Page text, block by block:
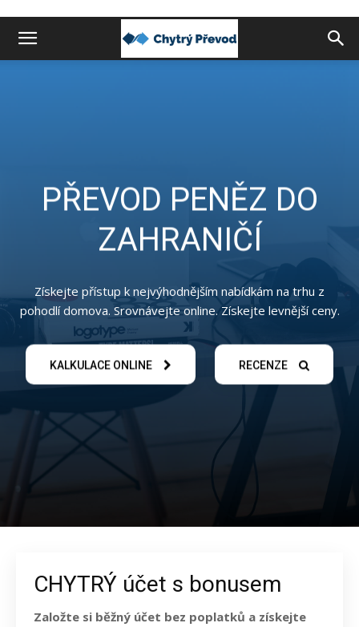
Chytrý
zahraničí
PŘEVOD PENĚZ DO
ZAHRANIČÍ
Získejte přístup k nejvýhodnějším nabídkám na trhu z
pohodlí domova. Srovnávejte online. Získejte levnější ceny.
KALKULACE ONLINE RECENZE
CHYTRÝ účet s bonusem
Založte si běžný účet bez poplatků a získejte